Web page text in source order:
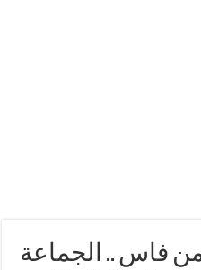
فاس .. الجماعة